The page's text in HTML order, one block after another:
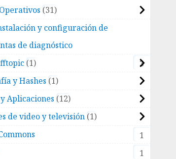
31
y configuración de
de diagnóstico
3
1
y Hashes 1
Aplicaciones 12
de video y televisión 1
1
1